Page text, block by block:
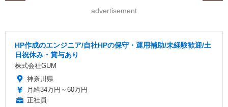
advertisement
HP作成のエンジニア/自社HPの保守・運用補助/未経験歓迎/土
日祝休み・賞与あり
株式会社GUM
神奈川県
月給34万円～60万円
正社員